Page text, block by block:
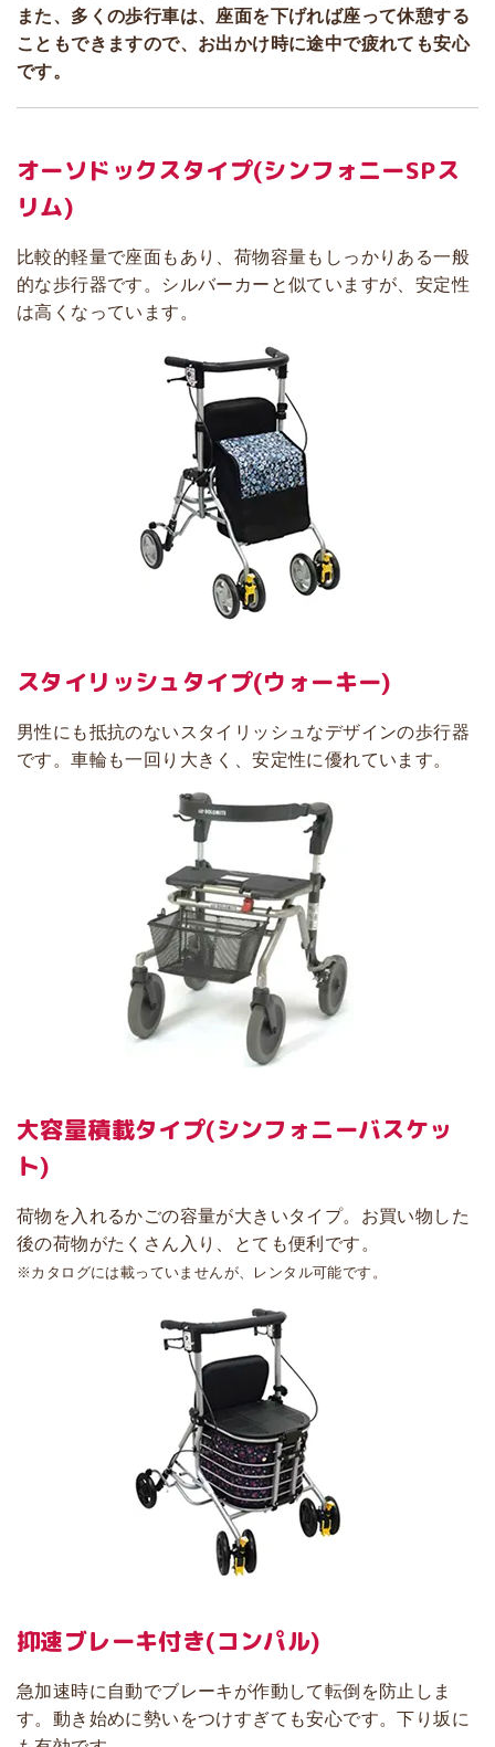
また、多くの歩行車は、座面を下げれば座って休憩する
こともできますので、お出かけ時に途中で疲れても安心
です。
オーソドックスタイプ(シンフォニーSPス
リム)
比較的軽量で座面もあり、荷物容量もしっかりある一般
的な歩行器です。シルバーカーと似ていますが、安定性
は高くなっています。
スタイリッシュタイプ(ウォーキー)
男性にも抵抗のないスタイリッシュなデザインの歩行器
です。車輪も一回り大きく、安定性に優れています。
大容量積載タイプ(シンフォニーバスケッ
ト)
荷物を入れるかごの容量が大きいタイプ。お買い物した
後の荷物がたくさん入り、とても便利です。
※カタログには載っていませんが、レンタル可能です。
抑速ブレーキ付き(コンパル)
急加速時に自動でブレーキが作動して転倒を防止しま
す。動き始めに勢いをつけすぎても安心です。下り坂に